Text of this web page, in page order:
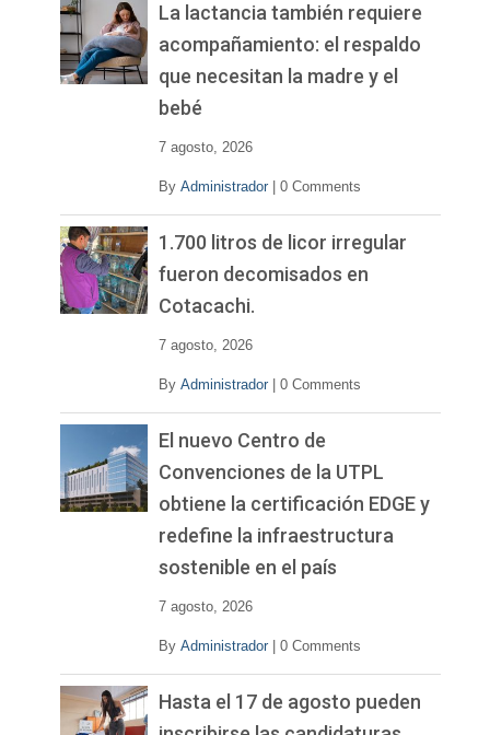
La lactancia también requiere
acompañamiento: el respaldo
que necesitan la madre y el
bebé
7 agosto, 2026
By Administrador 0 Comments
1.700 litros de licor irregular
fueron decomisados en
Cotacachi.
7 agosto, 2026
By Administrador 0 Comments
El nuevo Centro de
Convenciones de la UTPL
obtiene la certificación EDGE y
redefine la infraestructura
sostenible en el país
7 agosto, 2026
By Administrador 0 Comments
Hasta el 17 de agosto pueden